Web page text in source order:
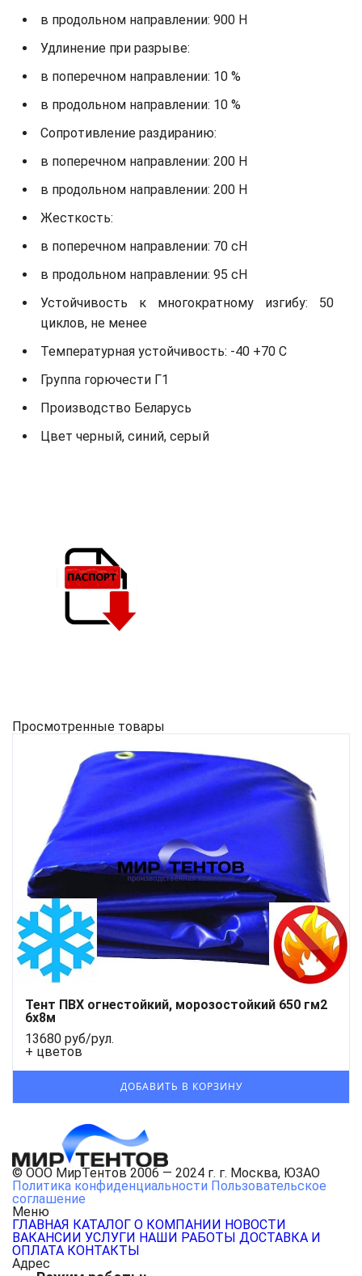
в продольном направлении: 900 Н
Удлинение при разрыве:
в поперечном направлении: 10 %
в продольном направлении: 10 %
Сопротивление раздиранию:
в поперечном направлении: 200 Н
в продольном направлении: 200 Н
Жесткость:
в поперечном направлении: 70 сН
в продольном направлении: 95 сН
Устойчивость к многократному изгибу: 50
циклов, не менее
Температурная устойчивость: -40 +70 С
Группа горючести Г1
Производство Беларусь
Цвет черный, синий, серый
Просмотренные товары
Тент ПВХ огнестойкий, морозостойкий 650 гм2
6х8м
13680 руб/рул.
+ цветов
© ООО МирТентов 2006 — 2024 г. г. Москва, ЮЗАО
Политика конфиденциальности Пользовательское
соглашение
Меню
ГЛАВНАЯ КАТАЛОГ О КОМПАНИИ НОВОСТИ
ВАКАНСИИ УСЛУГИ НАШИ РАБОТЫ ДОСТАВКА И
ОПЛАТА КОНТАКТЫ
Адрес